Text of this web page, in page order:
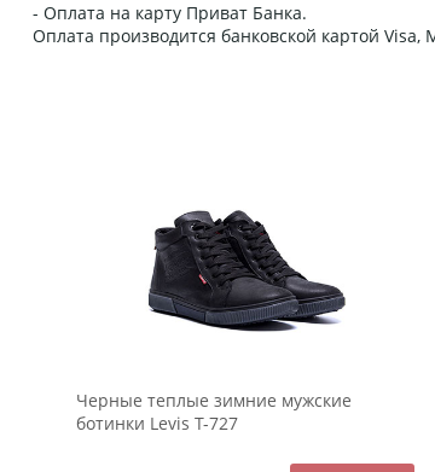
- Оплата на карту Приват Банка.
Оплата производится банковской картой
Черные теплые зимние мужские
ботинки Levis Т-727